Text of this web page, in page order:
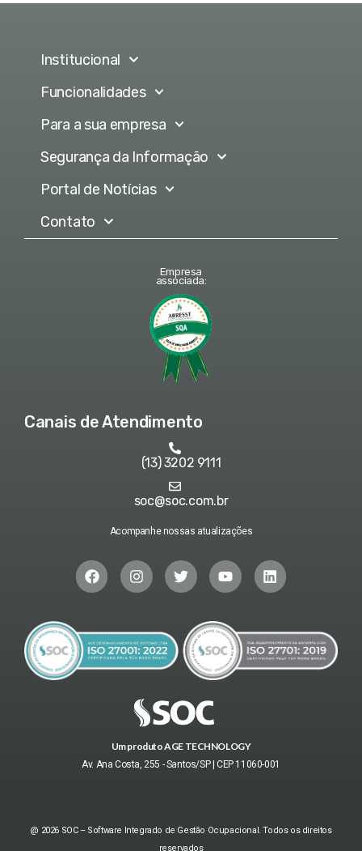
Institucional
Funcionalidades
Para a sua empresa
Segurança da Informação
Portal de Notícias
Contato
Empresa
associada:
Canais de Atendimento
(13) 3202 9111
soc@soc.com.br
Acompanhe nossas atualizações
Um produto AGE TECHNOLOGY
Av. Ana Costa, 255 - Santos/SP | CEP 11060-001
@ 2026 SOC – Software Integrado de Gestão Ocupacional. Todos os direitos
reservados